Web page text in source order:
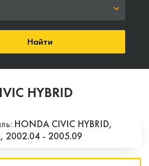
Найти
HYBRID
HONDA CIVIC HYBRID,
2002.04 - 2005.09